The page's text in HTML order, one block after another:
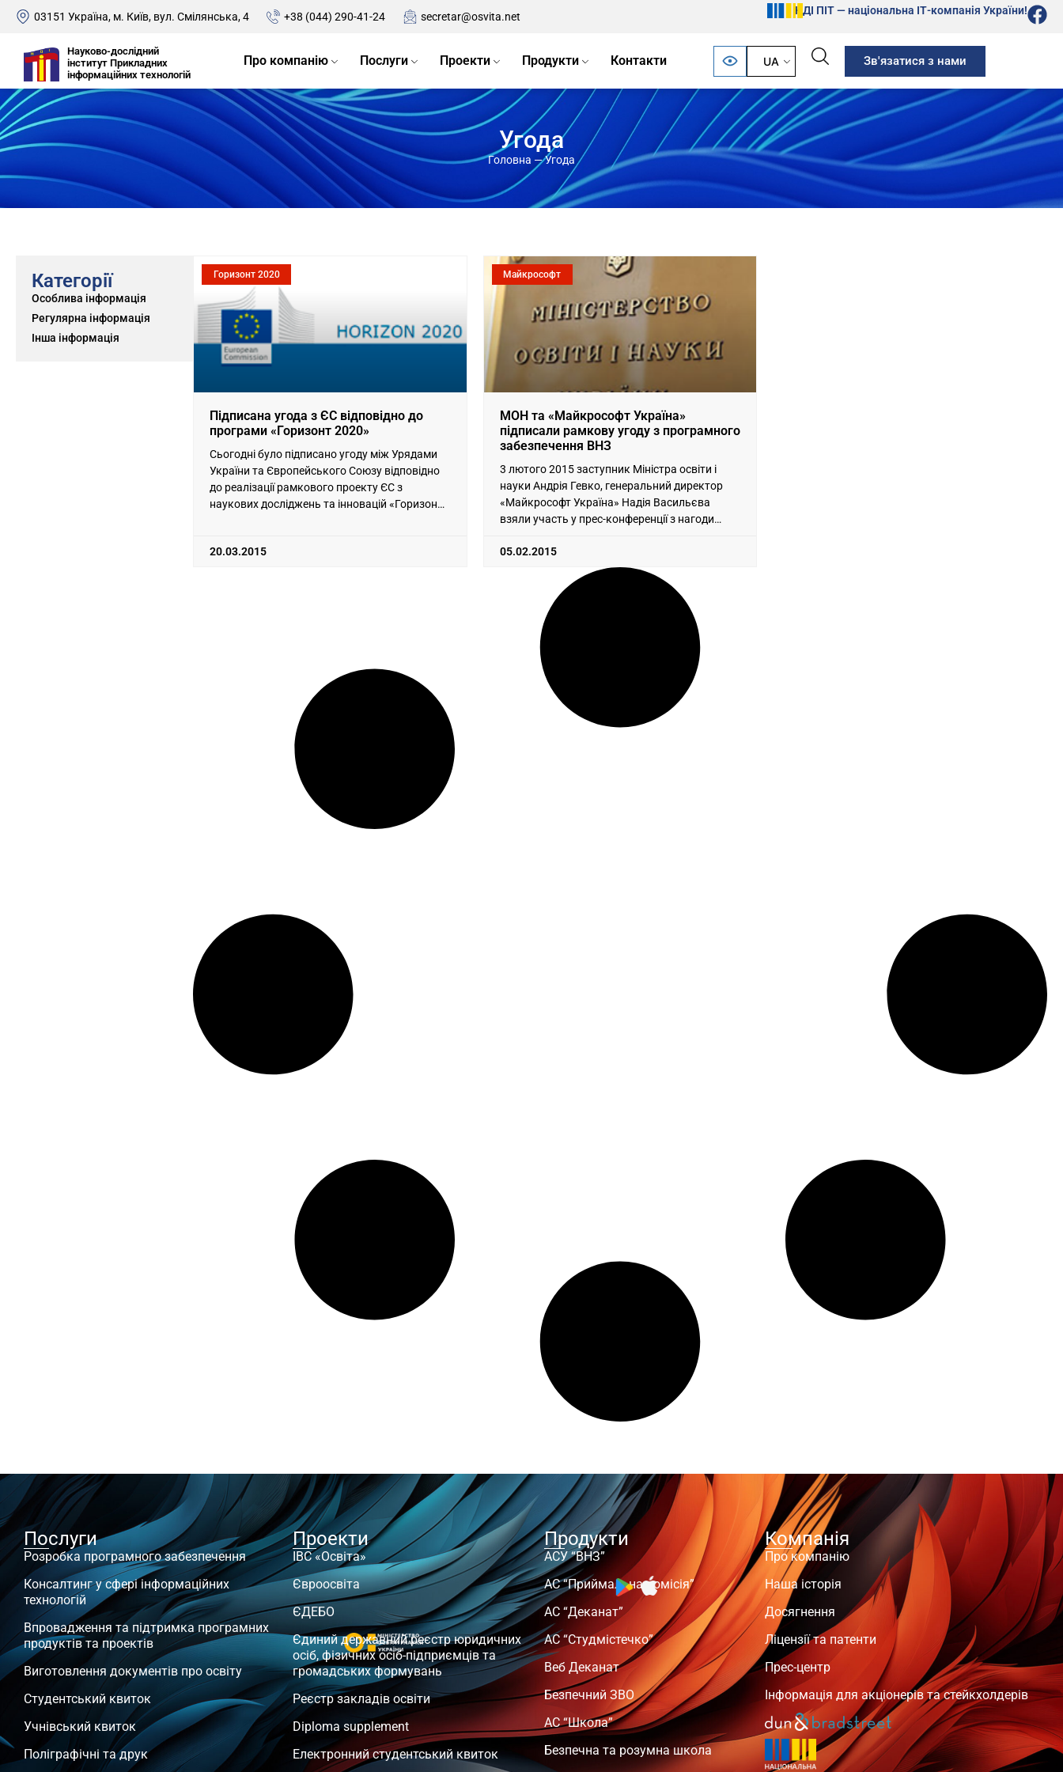
03151 Україна, м. Київ, вул. Смілянська, 4 +38 (044) 290-41-24 secretar@osvita.net
НДІ ПІТ — національна ІТ-компанія України!
Науково-дослідний
інститут Прикладних
інформаційних технологій
Про компанію Послуги Проекти Продукти Контакти UA Зв'язатися з нами
Угода
Головна —Угода
Категорії
Особлива інформація
Регулярна інформація
Інша інформація
Горизонт 2020
Підписана угода з ЄС відповідно до
програми «Горизонт 2020»
Сьогодні було підписано угоду між Урядами
України та Європейського Союзу відповідно
до реалізації рамкового проекту ЄС з
наукових досліджень та інновацій «Горизонт
20.03.2015
Майкрософт
МОН та «Майкрософт Україна»
підписали рамкову угоду з програмного
забезпечення ВНЗ
3 лютого 2015 заступник Міністра освіти і
науки Андрія Гевко, генеральний директор
«Майкрософт Україна» Надія Васильєва
взяли участь у прес-конференції з нагоди
05.02.2015
Послуги
Розробка програмного забезпечення
Консалтинг у сфері інформаційних
технологій
Впровадження та підтримка програмних
продуктів та проектів
Виготовлення документів про освіту
Студентський квиток
Учнівський квиток
Поліграфічні та друк
Проекти
ІВС «Освіта»
Євроосвіта
ЄДЕБО
Єдиний державний реєстр юридичних
осіб, фізичних осіб-підприємців та
громадських формувань
Реєстр закладів освіти
Diploma supplement
Електронний студентський квиток
Продукти
АСУ “ВНЗ”
АС “Приймальна комісія”
АС “Деканат”
АС “Студмістечко”
Веб Деканат
Безпечний ЗВО
АС “Школа”
Безпечна та розумна школа
Компанія
Про компанію
Наша історія
Досягнення
Ліцензії та патенти
Прес-центр
Інформація для акціонерів та стейкхолдерів